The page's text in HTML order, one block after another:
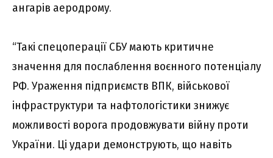
ангарів аеродрому.
“Такі спецоперації СБУ мають критичне
значення для послаблення воєнного потенціалу
РФ. Ураження підприємств ВПК, військової
інфраструктури та нафтологістики знижує
можливості ворога продовжувати війну проти
України. Ці удари демонструють, що навіть